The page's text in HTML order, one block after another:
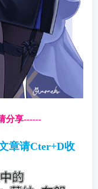
分享------
章请Cter+D收